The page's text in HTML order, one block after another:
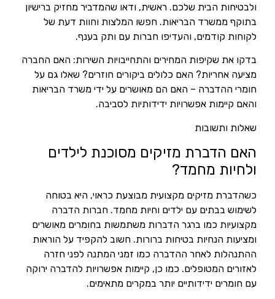
ולבטיחות הבית שלכם. ראשית, ודאו שהמדביר מחזיק ברישיון
בתוקף ממשרד הבריאות. חפשו המלצות וחוות דעת של
לקוחות קודמים, והעדיפו חברות עם ותק בענף.
בדקו את שקיפות המחירים והתחייבויות השירות: האם החברה
מציעה אחריות? האם כלולים ביקורים חוזרים? שאלו גם על
חומרי ההדברה – האם הם מאושרים על ידי משרד הבריאות
והאם קיימות אפשרויות ידידותיות לסביבה.
שאלות ותשובות
האם הדברת מזיקים מסוכנת לילדים
ולחיות מחמד?
כשהדברת מזיקים מקצועית מבוצעת כראוי, היא בטוחה
לשימוש בבתים עם ילדים וחיות מחמד. חברות הדברה
מקצועיות כמו ברגר הדברות משתמשות בחומרים מאושרים
ומציעות הנחיות בטיחות ברורות. חשוב להקפיד על הוראות
ההתנהלות לאחר ההדברה כמו זמני המתנה לפני חזרה
לאזורים המטופלים. כמו כן, קיימות אפשרויות להדברה ירוקה
עם חומרים ידידותיים יותר במקרים מתאימים.